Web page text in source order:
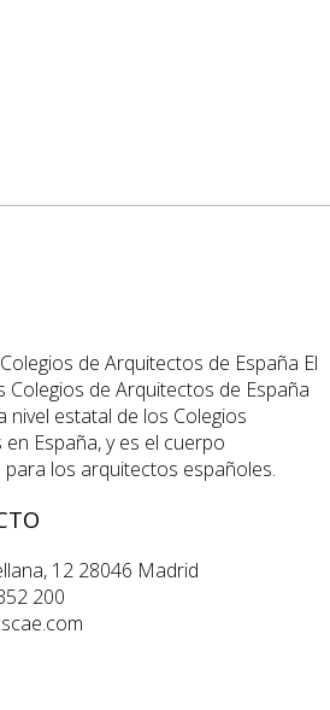
El
Colegios de Arquitectos de España
nivel estatal de los Colegios
España, y es el cuerpo
los arquitectos españoles.
12 28046 Madrid
200